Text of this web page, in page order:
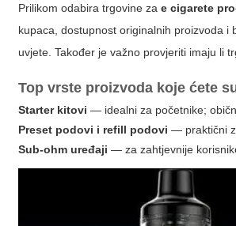
Prilikom odabira trgovine zae cigarete
kupaca, dostupnost originalnih proizvoda
uvjete. Također je važno provjeriti imaju li
Top vrste proizvoda koje ćete
Starter kitovi — idealni za početnike;
Preset podovi i refill podovi — praktični
Sub-ohm uređaji — za zahtjevnije